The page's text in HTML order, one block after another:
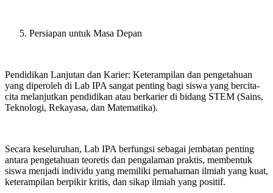
Persiapan untuk Masa Depan
Pendidikan Lanjutan dan Karier: Keterampilan dan pengetahuan
yang diperoleh di Lab IPA sangat penting bagi siswa yang bercita-
cita melanjutkan pendidikan atau berkarier di bidang STEM (Sains,
Teknologi, Rekayasa, dan Matematika).
Secara keseluruhan, Lab IPA berfungsi sebagai jembatan penting
antara pengetahuan teoretis dan pengalaman praktis, membentuk
siswa menjadi individu yang memiliki pemahaman ilmiah yang kuat,
keterampilan berpikir kritis, dan sikap ilmiah yang positif.